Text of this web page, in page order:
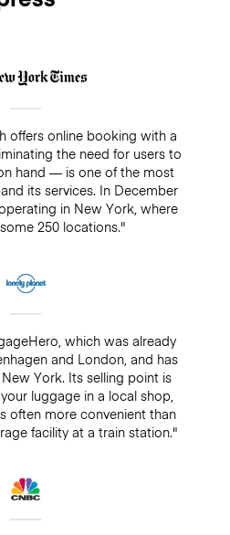
offers online booking with a
the need for users to
hand — is one of the most
its services. In December
in New York, where
250 locations."
which was already
and London, and has
York. Its selling point is
luggage in a local shop,
often more convenient than
facility at a train station."